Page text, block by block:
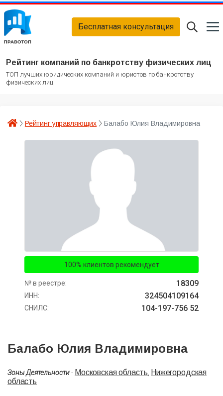
Бесплатная консультация
Рейтинг компаний по банкротству физических лиц
ТОП лучших юридических компаний и юристов по банкротству
физических лиц
Рейтинг управляющих Балабо Юлия Владимировна
100% клиентов рекомендует
№ в реестре: 18309
ИНН: 324504109164
СНИЛС: 104-197-756 52
Балабо Юлия Владимировна
Зоны Деятельности- Московская область, Нижегородская
область